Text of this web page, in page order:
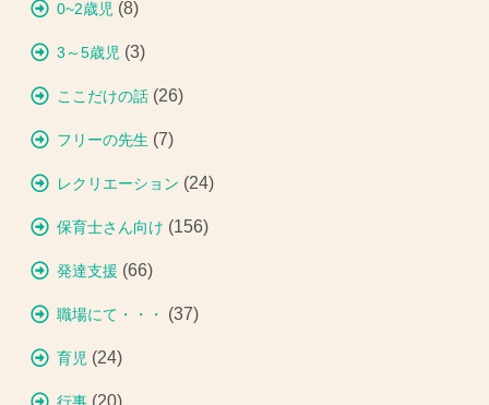
0~2歳児 (8)
3～5歳児 (3)
ここだけの話 (26)
フリーの先生 (7)
レクリエーション (24)
保育士さん向け (156)
発達支援 (66)
職場にて・・・ (37)
育児 (24)